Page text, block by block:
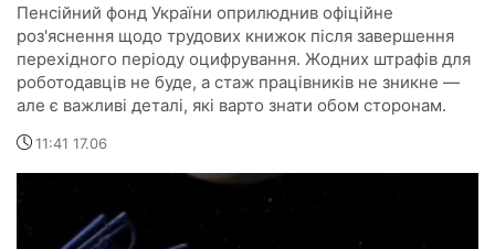
Пенсійний фонд України оприлюднив офіційне
роз'яснення щодо трудових книжок після завершення
перехідного періоду оцифрування. Жодних штрафів для
роботодавців не буде, а стаж працівників не зникне —
але є важливі деталі, які варто знати обом сторонам.
11:41 17.06